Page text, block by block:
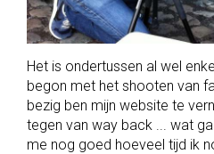
CONTACT
T:
0032
475
41
07
70
Het is ondertussen al wel
begon met het shooten van
bezig ben mijn website te
tegen van way back ... wat
me nog goed hoeveel tijd ik